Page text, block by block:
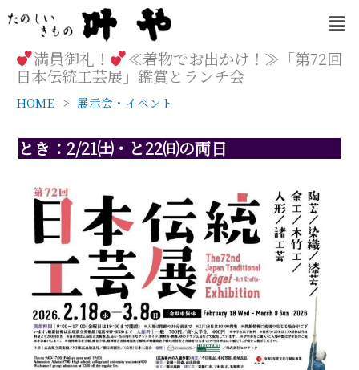
容
メ
ニ
ュ
ー
満員御礼！
≪着物でお出かけ！≫「第72回
日本伝統工芸展」鑑賞とランチ会
HOME 展示会・イベント
とき：2/21㈯・と22㈰の両日